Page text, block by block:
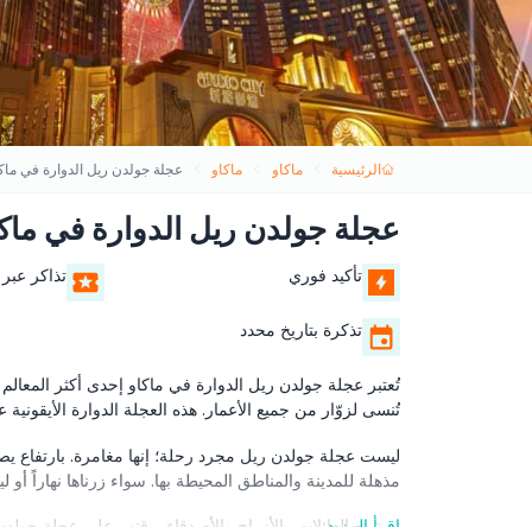
الرئيسية ماكاو ماكاو عجلة جولدن ريل الدوارة في
عجلة جولدن ريل الدوارة في
تأكيد فوري تذاكر
تذكرة بتاريخ محدد
تُعتبر عجلة جولدن ريل الدوارة في ماكاو إحدى أكثر
تُنسى لزوّار من جميع الأعمار. هذه العجلة الدوارة الأيقونية على شكل الرقم «8»، مما يجعلها
مذهلة للمدينة والمناطق المحيطة بها. سواء زرناها نهاراً أو